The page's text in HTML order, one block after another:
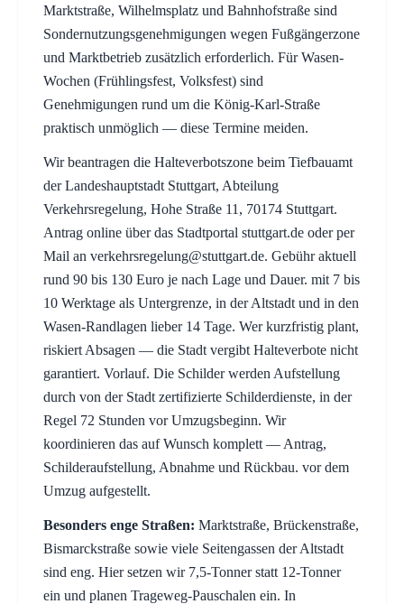
Marktstraße, Wilhelmsplatz und Bahnhofstraße sind
Sondernutzungsgenehmigungen wegen Fußgängerzone
und Marktbetrieb zusätzlich erforderlich. Für Wasen-
Wochen (Frühlingsfest, Volksfest) sind
Genehmigungen rund um die König-Karl-Straße
praktisch unmöglich — diese Termine meiden.
Wir beantragen die Halteverbotszone beim Tiefbauamt
der Landeshauptstadt Stuttgart, Abteilung
Verkehrsregelung, Hohe Straße 11, 70174 Stuttgart.
Antrag online über das Stadtportal stuttgart.de oder per
Mail an verkehrsregelung@stuttgart.de. Gebühr aktuell
rund 90 bis 130 Euro je nach Lage und Dauer. mit 7 bis
10 Werktage als Untergrenze, in der Altstadt und in den
Wasen-Randlagen lieber 14 Tage. Wer kurzfristig plant,
riskiert Absagen — die Stadt vergibt Halteverbote nicht
garantiert. Vorlauf. Die Schilder werden Aufstellung
durch von der Stadt zertifizierte Schilderdienste, in der
Regel 72 Stunden vor Umzugsbeginn. Wir
koordinieren das auf Wunsch komplett — Antrag,
Schilderaufstellung, Abnahme und Rückbau. vor dem
Umzug aufgestellt.
Besonders enge Straßen: Marktstraße, Brückenstraße,
Bismarckstraße sowie viele Seitengassen der Altstadt
sind eng. Hier setzen wir 7,5-Tonner statt 12-Tonner
ein und planen Trageweg-Pauschalen ein. In